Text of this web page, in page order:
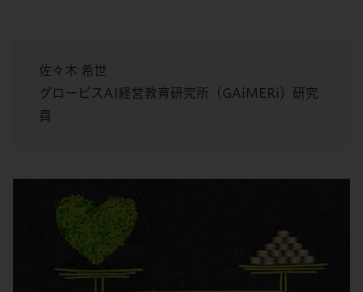
佐々木 希世
グロービスAI経営教育研究所（GAiMERi）研究
員